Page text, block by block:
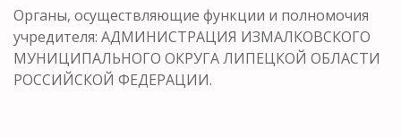
Органы, осуществляющие функции и полномочия
учредителя: АДМИНИСТРАЦИЯ ИЗМАЛКОВСКОГО
МУНИЦИПАЛЬНОГО ОКРУГА ЛИПЕЦКОЙ ОБЛАСТИ
РОССИЙСКОЙ ФЕДЕРАЦИИ.